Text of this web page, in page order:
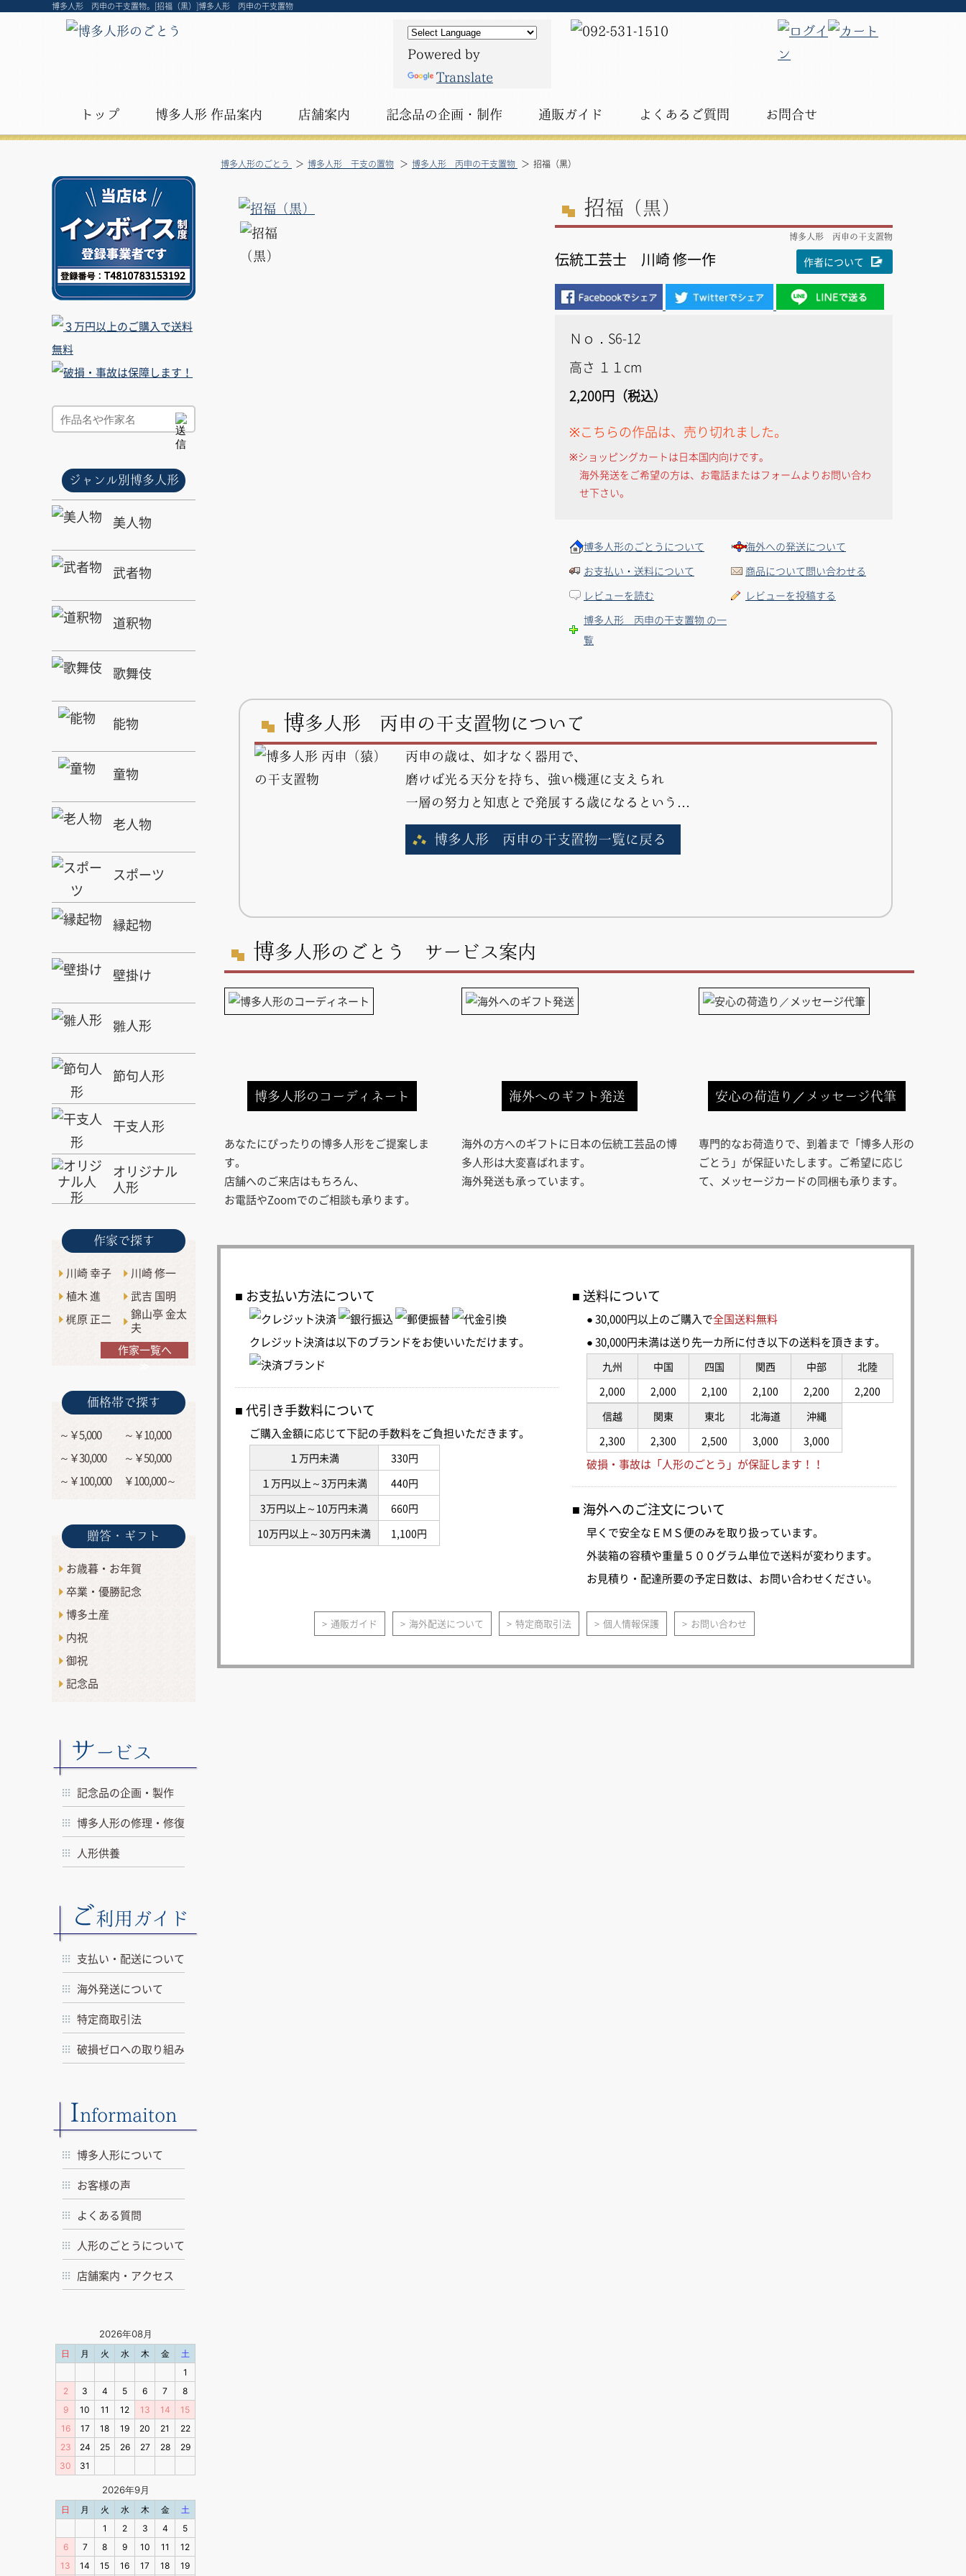
博多人形 丙申の干支置物。[招福（黒）]博多人形 丙申の干支置物
Powered by
Translate
トップ 博多人形 作品案内 店舗案内 記念品の企画・制作 通販ガイド よくあるご質問 お問合せ
博多人形のごとう 博多人形 干支の置物 博多人形 丙申の干支置物 招福（黒）
招福（黒）
博多人形 丙申の干支置物
伝統工芸士 川崎 修一作 作者について
Ｎｏ．S6-12
高さ １１cm
2,200円（税込）
※こちらの作品は、売り切れました。
※ショッピングカートは日本国内向けです。
海外発送をご希望の方は、お電話またはフォームよりお問い合わ
せ下さい。
博多人形のごとうについて
海外への発送について
お支払い・送料について
商品について問い合わせる
レビューを読む
レビューを投稿する
博多人形 丙申の干支置物 の一
覧
博多人形 丙申の干支置物について
丙申の歳は、如才なく器用で、
磨けば光る天分を持ち、強い機運に支えられ
一層の努力と知恵とで発展する歳になるという…
博多人形 丙申の干支置物一覧に戻る
博多人形のごとう サービス案内
博多人形のコーディネート
あなたにぴったりの博多人形をご提案しま
す。
店舗へのご来店はもちろん、
お電話やZoomでのご相談も承ります。
海外へのギフト発送
海外の方へのギフトに日本の伝統工芸品の博
多人形は大変喜ばれます。
海外発送も承っています。
安心の荷造り／メッセージ代筆
専門的なお荷造りで、到着まで「博多人形の
ごとう」が保証いたします。ご希望に応じ
て、メッセージカードの同梱も承ります。
お支払い方法について
クレジット決済は以下のブランドをお使いいただけます。
代引き手数料について
ご購入金額に応じて下記の手数料をご負担いただきます。
１万円未満
330円
１万円以上～3万円未満
440円
3万円以上～10万円未満
660円
10万円以上～30万円未満
1,100円
送料について
● 30,000円以上のご購入で全国送料無料
● 30,000円未満は送り先一カ所に付き以下の送料を頂きます。
九州 中国 四国 関西 中部
北陸
2,000
2,000 2,100 2,100 2,200
2,200
信越
関東 東北 北海道
沖縄
2,300
2,300 2,500 3,000 3,000
破損・事故は「人形のごとう」が保証します！！
海外へのご注文について
早くで安全なＥＭＳ便のみを取り扱っています。
外装箱の容積や重量５００グラム単位で送料が変わります。
お見積り・配達所要の予定日数は、お問い合わせください。
通販ガイド 海外配送について 特定商取引法 個人情報保護 お問い合わせ
ジャンル別博多人形
美人物
武者物
道釈物
歌舞伎
能物
童物
老人物
スポーツ
縁起物
壁掛け
雛人形
節句人形
干支人形
オリジナル
人形
作家で探す
川崎 幸子
川崎 修一
植木 進
武吉 国明
梶原 正二
錦山亭 金太
夫
作家一覧へ
価格帯で探す
～￥5,000
～￥10,000
～￥30,000
～￥50,000
～￥100,000
￥100,000～
贈答・ギフト
お歳暮・お年賀
卒業・優勝記念
博多土産
内祝
御祝
記念品
サービス
記念品の企画・製作
博多人形の修理・修復
人形供養
ご利用ガイド
支払い・配送について
海外発送について
特定商取引法
破損ゼロへの取り組み
Informaiton
博多人形について
お客様の声
よくある質問
人形のごとうについて
店舗案内・アクセス